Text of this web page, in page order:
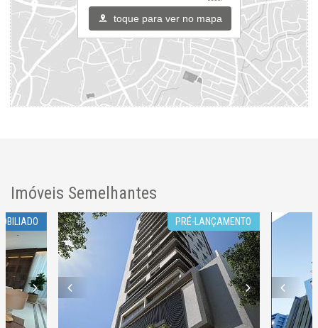
Endereço:
Rua 1451
Centro
Balneário Camboriú /SC
ver mapa abaixo
toque para ver no mapa
Imóveis Semelhantes
PRÉ-LANÇAMENTO